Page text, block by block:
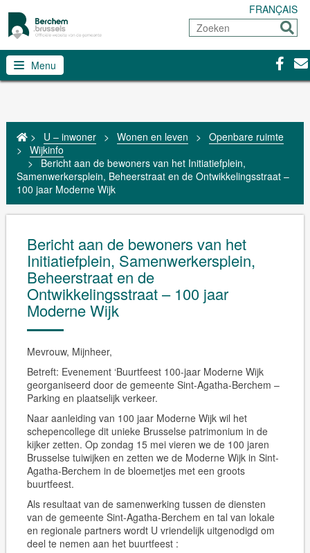
FRANÇAIS
Zoeken
Sturen
Menu
> U – inwoner > Wonen en leven > Openbare ruimte
> Wijkinfo
>
Bericht aan de bewoners van het Initiatiefplein,
Samenwerkersplein, Beheerstraat en de Ontwikkelingsstraat –
100 jaar Moderne Wijk
Bericht aan de bewoners van het
Initiatiefplein, Samenwerkersplein,
Beheerstraat en de
Ontwikkelingsstraat – 100 jaar
Moderne Wijk
Mevrouw, Mijnheer,
Betreft: Evenement ‘Buurtfeest 100-jaar Moderne Wijk
georganiseerd door de gemeente Sint-Agatha-Berchem –
Parking en plaatselijk verkeer.
Naar aanleiding van 100 jaar Moderne Wijk wil het
schepencollege dit unieke Brusselse patrimonium in de
kijker zetten. Op zondag 15 meivieren we de 100 jaren
Brusselse tuiwijken en zetten we de Moderne Wijk in Sint-
Agatha-Berchem in de bloemetjes met een groots
buurtfeest.
Als resultaat van de samenwerking tussen de diensten
van de gemeente Sint-Agatha-Berchem en tal van lokale
en regionale partners wordt U vriendelijk uitgenodigd om
deel te nemen aan het buurtfeest :